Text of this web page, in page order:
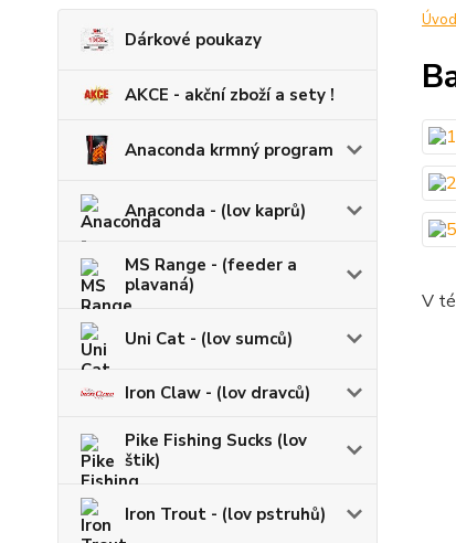
Dárkové poukazy
AKCE - akční zboží a sety !
Anaconda krmný program
Anaconda - (lov kaprů)
MS Range - (feeder a
plavaná)
Uni Cat - (lov sumců)
Iron Claw - (lov dravců)
Pike Fishing Sucks (lov
štik)
Iron Trout - (lov pstruhů)
Úvod
V